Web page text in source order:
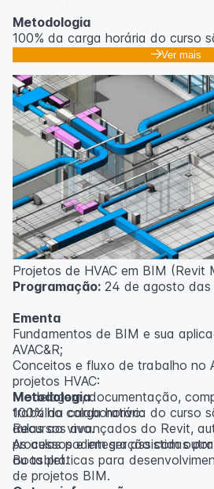
Metodologia
100% da carga horária do curso
ou tablet.
Outras informações
O curso pode sofrer alteração
inscritos serão avisados
O IPETEC reserva-se o direito
caso não atinja o número mínimo
Professor(a):Gabriel
Ver mais
Projetos de HVAC em BIM (Revit
Programação: 24 de agosto das
Ementa
Fundamentos de BIM e sua
AVAC&R;
Conceitos e fluxo de trabalho no
projetos HVAC:
Modelagem, documentação,
trabalho colaborativo:
Recursos avançados do Revit,
processos e integração com
Boas práticas para
de projetos BIM.
Metodologia
100% da carga horária do curso
aulas ao vivo.
As aulas podem ser assistidas
ou tablet.